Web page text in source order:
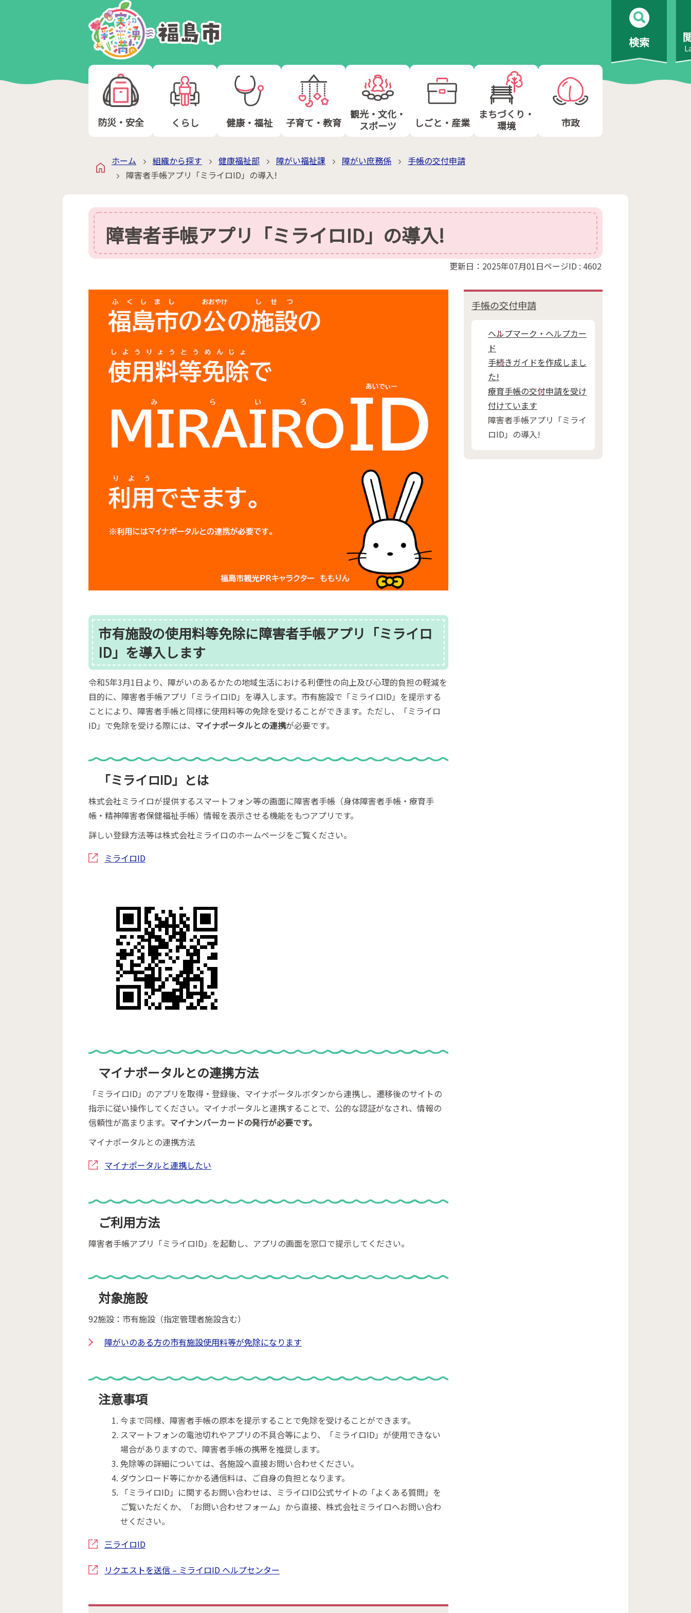
検索
防災・安全 くらし 健康・福祉 子育て・教育
観光・文化・
スポーツ
しごと・産業
まちづくり・
環境
市政
ホーム 組織から探す 健康福祉部 障がい福祉課 障がい庶務係
手帳の交付申請
障害者手帳アプリ「ミライロID」の導入!
障害者手帳アプリ「ミライロID」の導入!
更新日：2025年07月01日ページID : 4602
市有施設の使用料等免除に障害者手帳アプリ「ミライロ
ID」を導入します
令和5年3月1日より、障がいのあるかたの地域生活における利便性の向上及び心理的負担の軽減を
目的に、障害者手帳アプリ「ミライロID」を導入します。市有施設で「ミライロID」を提示する
ことにより、障害者手帳と同様に使用料等の免除を受けることができます。ただし、「ミライロ
ID」で免除を受ける際には、 マイナポータルとの連携が必要です。
「ミライロID」とは
株式会社ミライロが提供するスマートフォン等の画面に障害者手帳（身体障害者手帳・療育手
帳・精神障害者保健福祉手帳）情報を表示させる機能をもつアプリです。
詳しい登録方法等は株式会社ミライロのホームページをご覧ください。
ミライロID
マイナポータルとの連携方法
「ミライロID」のアプリを取得・登録後、マイナポータルボタンから連携し、遷移後のサイトの
指示に従い操作してください。マイナポータルと連携することで、公的な認証がなされ、情報の
信頼性が高まります。 マイナンバーカードの発行が必要です。
マイナポータルとの連携方法
マイナポータルと連携したい
ご利用方法
障害者手帳アプリ「ミライロID」を起動し、アプリの画面を窓口で提示してください。
対象施設
92施設：市有施設（指定管理者施設含む）
障がいのある方の市有施設使用料等が免除になります
注意事項
今まで同様、障害者手帳の原本を提示することで免除を受けることができます。
スマートフォンの電池切れやアプリの不具合等により、「ミライロID」が使用できない
場合がありますので、障害者手帳の携帯を推奨します。
免除等の詳細については、各施設へ直接お問い合わせください。
ダウンロード等にかかる通信料は、ご自身の負担となります。
「ミライロID」に関するお問い合わせは、ミライロID公式サイトの「よくある質問」を
ご覧いただくか、「お問い合わせフォーム」から直接、株式会社ミライロへお問い合わ
せください。
三ライロID
リクエストを送信 – ミライロID ヘルプセンター
手帳の交付申請
ヘルプマーク・ヘルプカー
ド
手続きガイドを作成しまし
た!
療育手帳の交付申請を受け
付けています
障害者手帳アプリ「ミライ
ロID」の導入!